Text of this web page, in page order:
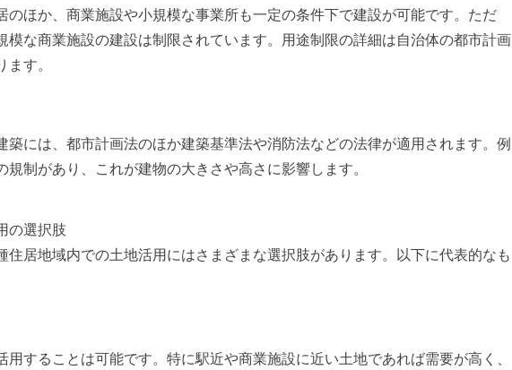
のほか、商業施設や小規模な事業所も一定の条件下で建設が可能です。ただ
模な商業施設の建設は制限されています。用途制限の詳細は自治体の都市計画
す。
築には、都市計画法のほか建築基準法や消防法などの法律が適用されます。例
規制があり、これが建物の大きさや高さに影響します。
の選択肢
住居地域内での土地活用にはさまざまな選択肢があります。以下に代表的なも
することは可能です。特に駅近や商業施設に近い土地であれば需要が高く、